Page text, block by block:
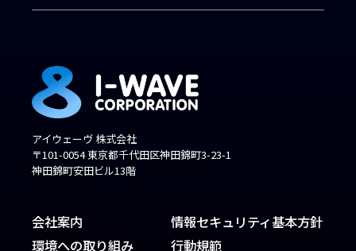
アイウェーヴ 株式会社
〒101-0054 東京都千代田区神田錦町3-23-1
神田錦町安田ビル13階
会社案内
環境への取り組み
情報セキュリティ基本方針
行動規範